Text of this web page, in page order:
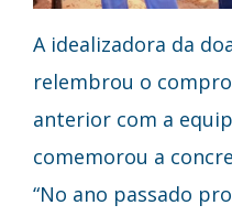
A idealizadora da
relembrou o
anterior com a
comemorou a
“No ano passado